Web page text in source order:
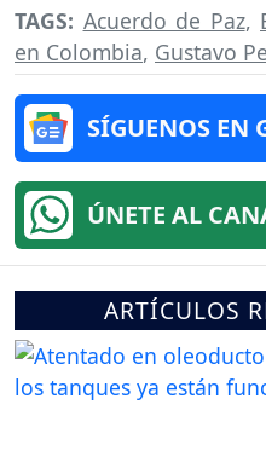
TAGS: Acuerdo de Paz,
en Colombia, Gustavo
SÍGUENOS EN
ÚNETE AL
ARTÍCULOS